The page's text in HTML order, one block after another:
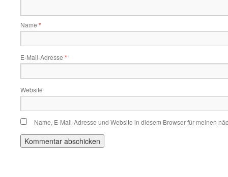
Name *
E-Mail-Adresse *
Website
Name, E-Mail-Adresse und Website in diesem Browser für meinen